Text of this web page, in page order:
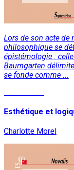
Lors de son acte de
philosophique se
épistémologie :
Baumgarten
se fonde comme ...
Esthétique et
Charlotte Morel